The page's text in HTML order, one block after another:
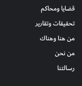
قضايا ومحاكم
تحقيقات وتقارير
من هنا وهناك
من نحن
رسالتنا